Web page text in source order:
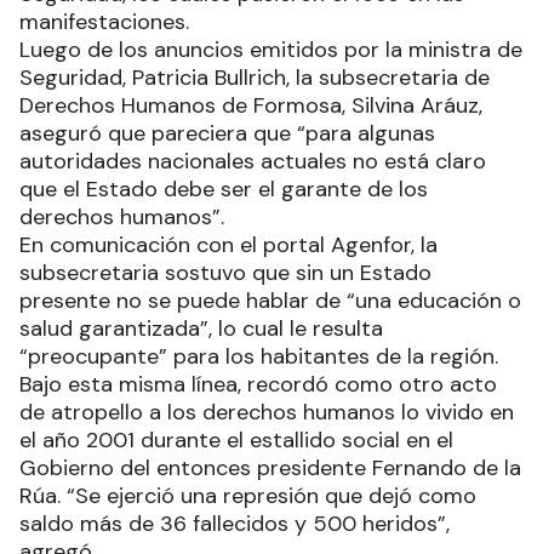
manifestaciones.
Luego de los anuncios emitidos por la ministra de
Seguridad, Patricia Bullrich, la subsecretaria de
Derechos Humanos de Formosa, Silvina Aráuz,
aseguró que pareciera que “para algunas
autoridades nacionales actuales no está claro
que el Estado debe ser el garante de los
derechos humanos”.
En comunicación con el portal Agenfor, la
subsecretaria sostuvo que sin un Estado
presente no se puede hablar de “una educación o
salud garantizada”, lo cual le resulta
“preocupante” para los habitantes de la región.
Bajo esta misma línea, recordó como otro acto
de atropello a los derechos humanos lo vivido en
el año 2001 durante el estallido social en el
Gobierno del entonces presidente Fernando de la
Rúa. “Se ejerció una represión que dejó como
saldo más de 36 fallecidos y 500 heridos”,